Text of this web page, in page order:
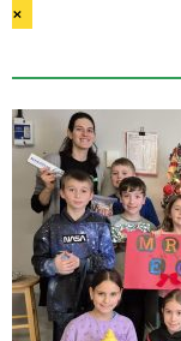
×